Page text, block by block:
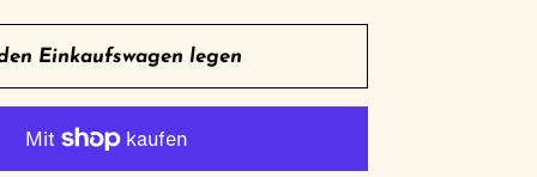
Einkaufswagen legen